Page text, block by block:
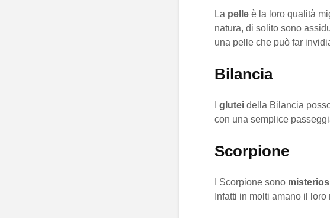
La pelle è la loro qualità
natura, di solito sono
una pelle che può far
Bilancia
glutei della Bilancia
con una semplice
Scorpione
I Scorpione sono
Infatti in molti amano il